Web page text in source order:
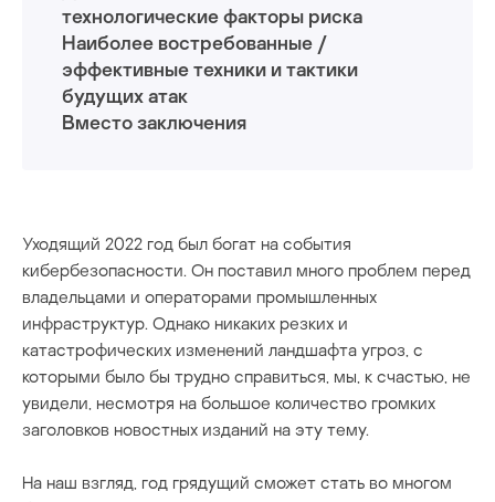
технологические факторы риска
Наиболее востребованные /
эффективные техники и тактики
будущих атак
Вместо заключения
Уходящий 2022 год был богат на события
кибербезопасности. Он поставил много проблем перед
владельцами и операторами промышленных
инфраструктур. Однако никаких резких и
катастрофических изменений ландшафта угроз, с
которыми было бы трудно справиться, мы, к счастью, не
увидели, несмотря на большое количество громких
заголовков новостных изданий на эту тему.
На наш взгляд, год грядущий сможет стать во многом